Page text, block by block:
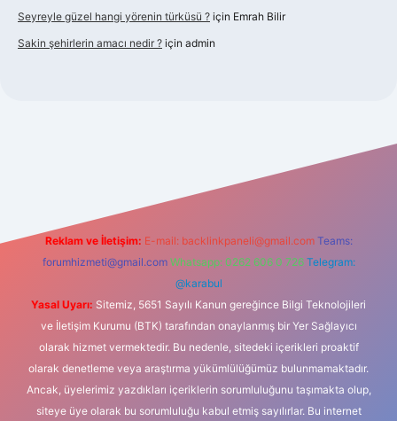
Seyreyle güzel hangi yörenin türküsü ? için Emrah Bilir
Sakin şehirlerin amacı nedir ? için admin
Reklam ve İletişim: E-mail: backlinkpaneli@gmail.com Teams:
forumhizmeti@gmail.com Whatsapp: 0262 606 0 726 Telegram:
@karabul
Yasal Uyarı: Sitemiz, 5651 Sayılı Kanun gereğince Bilgi Teknolojileri
ve İletişim Kurumu (BTK) tarafından onaylanmış bir Yer Sağlayıcı
olarak hizmet vermektedir. Bu nedenle, sitedeki içerikleri proaktif
olarak denetleme veya araştırma yükümlülüğümüz bulunmamaktadır.
Ancak, üyelerimiz yazdıkları içeriklerin sorumluluğunu taşımakta olup,
siteye üye olarak bu sorumluluğu kabul etmiş sayılırlar. Bu internet